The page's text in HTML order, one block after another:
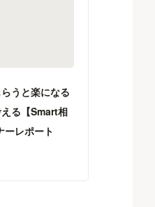
うと楽になる
る【Smart相
ーレポート